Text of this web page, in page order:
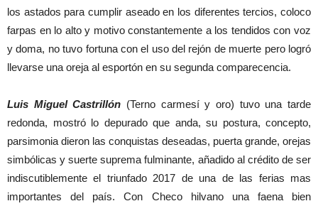
los astados para cumplir aseado en los diferentes tercios, coloco
farpas en lo alto y motivo constantemente a los tendidos con voz
y doma, no tuvo fortuna con el uso del rejón de muerte pero logró
llevarse una oreja al esportón en su segunda comparecencia.
Luis Miguel Castrillón (Terno carmesí y oro) tuvo una tarde
redonda, mostró lo depurado que anda, su postura, concepto,
parsimonia dieron las conquistas deseadas, puerta grande, orejas
simbólicas y suerte suprema fulminante, añadido al crédito de ser
indiscutiblemente el triunfado 2017 de una de las ferias mas
importantes del país. Con Checo hilvano una faena bien